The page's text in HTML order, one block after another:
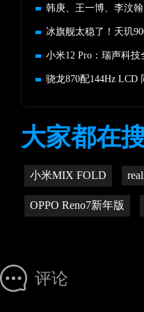
韩庚、王一博、李汶
冰旗舰太稳了！天玑
骁龙870配144Hz LCD
大家都在
小米MIX FOLD
OPPO Reno7新年版
评论